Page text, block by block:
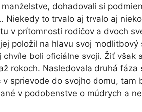
dohadovali si
Niekedy to trvalo aj trvalo aj
v prítomnosti rodičov a dvoch
položil na hlavu svoj
chvíle boli oficiálne svoji. Žiť však
rokoch. Nasledovala druhá
v sprievode do svojho domu,
v podobenstve o múdrych a